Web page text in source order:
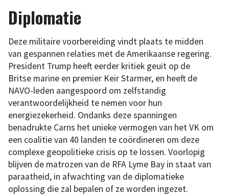
Diplomatie
Deze militaire voorbereiding vindt plaats te midden
van gespannen relaties met de Amerikaanse regering.
President Trump heeft eerder kritiek geuit op de
Britse marine en premier Keir Starmer, en heeft de
NAVO-leden aangespoord om zelfstandig
verantwoordelijkheid te nemen voor hun
energiezekerheid. Ondanks deze spanningen
benadrukte Carns het unieke vermogen van het VK om
een coalitie van 40 landen te coördineren om deze
complexe geopolitieke crisis op te lossen. Voorlopig
blijven de matrozen van de RFA Lyme Bay in staat van
paraatheid, in afwachting van de diplomatieke
oplossing die zal bepalen of ze worden ingezet.